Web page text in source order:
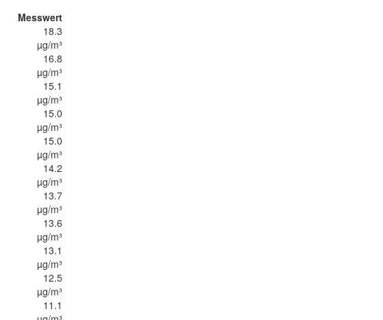
Messwert
18.3
µg/m³
16.8
µg/m³
15.1
µg/m³
15.0
µg/m³
15.0
µg/m³
14.2
µg/m³
13.7
µg/m³
13.6
µg/m³
13.1
µg/m³
12.5
µg/m³
11.1